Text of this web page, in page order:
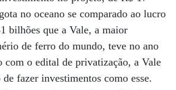
no oceano se comparado ao lucro
bilhões que a Vale, a maior
de ferro do mundo, teve no ano
com o edital de privatização, a Vale
fazer investimentos como esse.